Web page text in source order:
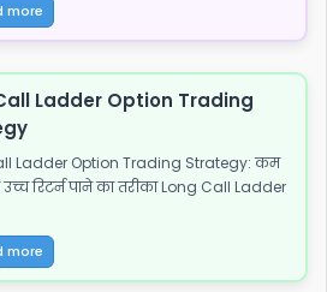
more
Ladder Option Trading
Ladder Option Trading Strategy: कम
रिटर्न पाने का तरीका Long Call Ladder
more